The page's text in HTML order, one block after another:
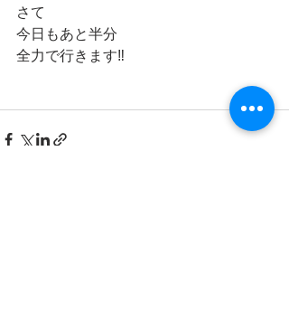
さて
今日もあと半分
全力で行きます‼️